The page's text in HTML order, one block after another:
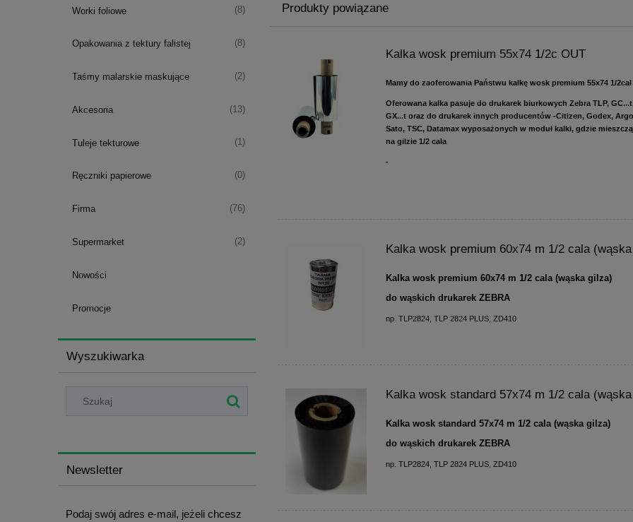
Worki foliowe (8)
Opakowania z tektury falistej (8)
Taśmy malarskie maskujące (2)
Akcesoria (13)
Tuleje tekturowe (1)
Ręczniki papierowe (0)
Firma (76)
Supermarket (2)
Nowości
Promocje
Wyszukiwarka
Newsletter
Podaj swój adres e-mail, jeżeli chcesz
Produkty powiązane
Kalka wosk premium 55x74 1/2c OUT
Mamy do zaoferowania Państwu kalkę wosk premium 55x74 1/2cal
Oferowana kalka pasuje do drukarek biurkowych Zebra TLP,
GX...t oraz do drukarek innych producentów -Citizen, Godex,
Sato, TSC, Datamax wyposażonych w moduł kalki, gdzie
na gilzie 1/2 cala
-
Kalka wosk premium 60x74 m 1/2 cala
Kalka wosk premium 60x74 m 1/2 cala (wąska gilza)
do wąskich drukarek ZEBRA
np. TLP2824, TLP 2824 PLUS, ZD410
Kalka wosk standard 57x74 m 1/2 cala
Kalka wosk standard 57x74 m 1/2 cala (wąska gilza)
do wąskich drukarek ZEBRA
np. TLP2824, TLP 2824 PLUS, ZD410